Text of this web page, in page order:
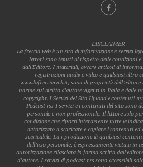
DISCLAIMER
La freccia web è un sito di informazione e servizi
lettori sono tenuti al rispetto delle condizioni
dall’Editore. I materiali, ovvero articoli di
registrazioni audio e video e qualsiasi altro
www.lafrecciaweb.it, sono di proprietà
norme sul diritto d’autore vigenti in Italia e dalle
copyright. I Servizi del Sito Upload e contenuti
Podcast rss I servizi e i contenuti del sito sono
personale e non professionale. Il lettore solo
condizione che riporti interamente tutte le
autorizzato a scaricare e copiare i contenuti
scaricabile. La riproduzione di qualsiasi
dall’uso personale, è espressamente vietata in
autorizzazione rilasciata in forma scritta
d’autore. I servizi di podcast rss sono accessibili